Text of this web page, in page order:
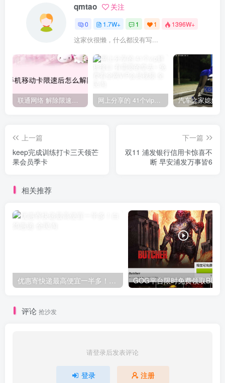
qmtao 关注
0 1.7W+ 1 1 1396W+
这家伙很懒，什么都没有写...
上一篇
keep完成训练打卡三天领芒
果会员季卡
下一篇
双11 浦发银行信用卡惊喜不
断 早安浦发万事皆6
相关推荐
评论 抢沙发
请登录后发表评论
登录 注册